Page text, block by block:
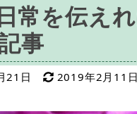
常を伝え
事
21日 更新日
2019年2月11日